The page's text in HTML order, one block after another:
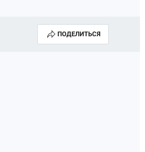
ПОДЕЛИТЬСЯ